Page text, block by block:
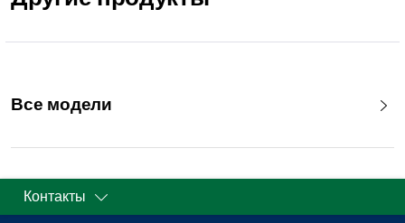
Все модели
Контакты